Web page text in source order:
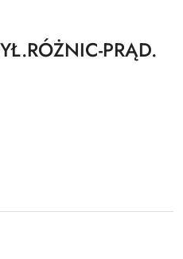
PRĄD.